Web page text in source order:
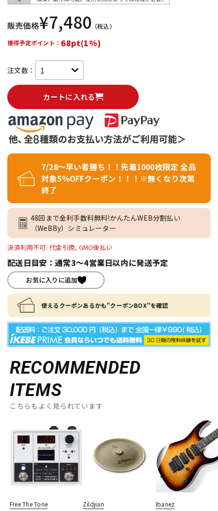
販売価格¥7,480 （税込）
獲得予定ポイント： 68pt(1%)
注文数：
カートに入れる
7/28～早い者勝ち！！先着1000枚限定 全品
対象5％OFFクーポン！！！※無くなり次第
終了
48回まで金利手数料無料!かんたんWEB分割払い
（WeBBy）シミュレーター
決済利用不可: 代金引換, GMO後払い
配送日目安：通常3～4営業日以内に発送予定
お気に入りに追加
使えるクーポンあるかも"クーポンBOX"を確認
RECOMMENDED
ITEMS
こちらもよく見られています
Free The Tone
Zildjian
Ibanez